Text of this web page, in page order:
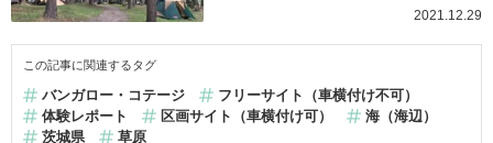
2021.12.29
この記事に関連するタグ
バンガロー・コテージ
フリーサイト（車横付け不可）
体験レポート
区画サイト（車横付け可）
海（海辺）
茨城県
草原